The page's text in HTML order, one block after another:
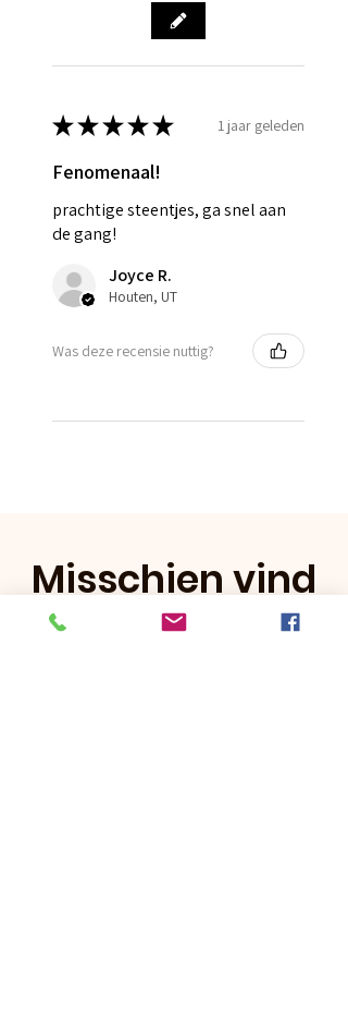
woensdagochtend 9 uur om uw
bestelling die week nog mee te
★★★★★ 1 jaar geleden
Fenomenaal!
prachtige steentjes, ga snel aan
de gang!
Joyce R.
Houten, UT
Was deze recensie nuttig?
Misschien vind
je dit ook leuk